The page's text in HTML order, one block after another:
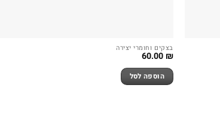
בצקים וחומרי יצירה
60.00 ₪
הוספה לסל